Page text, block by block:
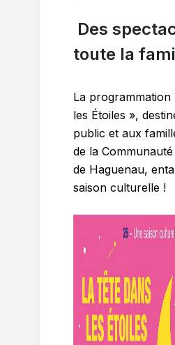
Des
toute la
La programmation
les Étoiles »,
public et aux
de la
de Haguenau,
saison culturelle !